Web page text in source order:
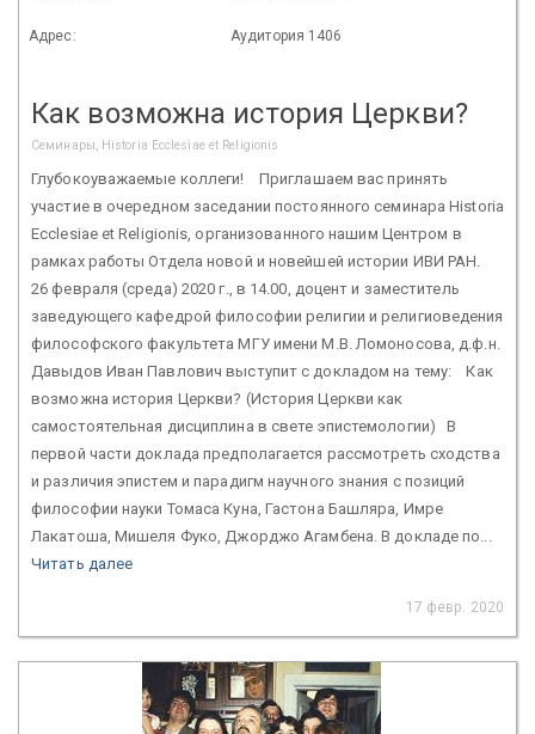
Адрес: Аудитория 1406
Как возможна история Церкви?
Семинары, Historia Ecclesiae et Religionis
Глубокоуважаемые коллеги! Приглашаем вас принять
участие в очередном заседании постоянного семинара Historia
Ecclesiae et Religionis, организованного нашим Центром в
рамках работы Отдела новой и новейшей истории ИВИ РАН.
26 февраля (среда) 2020 г., в 14.00, доцент и заместитель
заведующего кафедрой философии религии и религиоведения
философского факультета МГУ имени М.В. Ломоносова, д.ф.н.
Давыдов Иван Павлович выступит с докладом на тему: Как
возможна история Церкви? (История Церкви как
самостоятельная дисциплина в свете эпистемологии) В
первой части доклада предполагается рассмотреть сходства
и различия эпистем и парадигм научного знания с позиций
философии науки Томаса Куна, Гастона Башляра, Имре
Лакатоша, Мишеля Фуко, Джорджо Агамбена. В докладе по...
Читать далее
17 февр. 2020